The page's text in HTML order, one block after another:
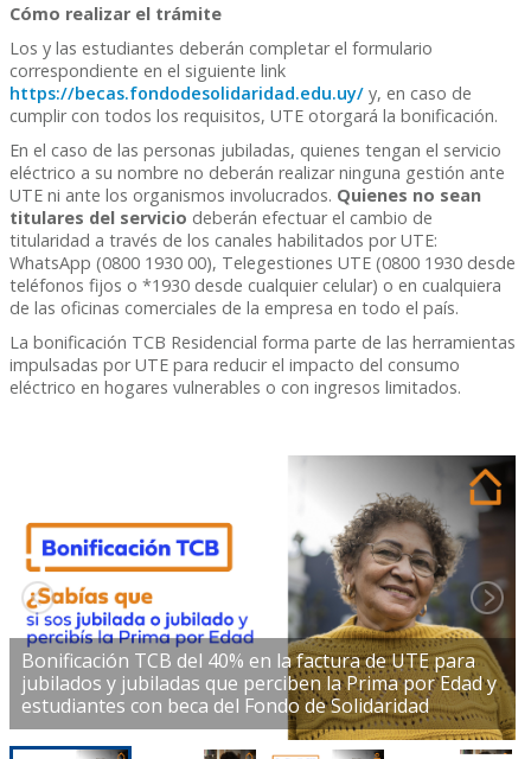
Cómo realizar el trámite
Los y las estudiantes deberán completar el formulario
correspondiente en el siguiente link
https://becas.fondodesolidaridad.edu.uy/ y, en caso de
cumplir con todos los requisitos, UTE otorgará la bonificación.
En el caso de las personas jubiladas, quienes tengan el servicio
eléctrico a su nombre no deberán realizar ninguna gestión ante
UTE ni ante los organismos involucrados. Quienes no sean
titulares del servicio deberán efectuar el cambio de
titularidad a través de los canales habilitados por UTE:
WhatsApp (0800 1930 00), Telegestiones UTE (0800 1930 desde
teléfonos fijos o *1930 desde cualquier celular) o en cualquiera
de las oficinas comerciales de la empresa en todo el país.
La bonificación TCB Residencial forma parte de las herramientas
impulsadas por UTE para reducir el impacto del consumo
eléctrico en hogares vulnerables o con ingresos limitados.
Bonificación TCB del 40% en la factura de UTE para
jubilados y jubiladas que perciben la Prima por Edad y
estudiantes con beca del Fondo de Solidaridad